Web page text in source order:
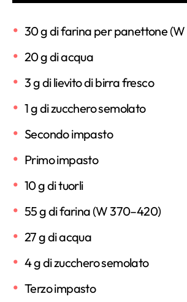
30 g di farina per panettone
20 g di acqua
3 g di lievito di birra fresco
1 g di zucchero semolato
Secondo impasto
Primo impasto
10 g di tuorli
55 g di farina (W 370–420)
27 g di acqua
4 g di zucchero semolato
Terzo impasto